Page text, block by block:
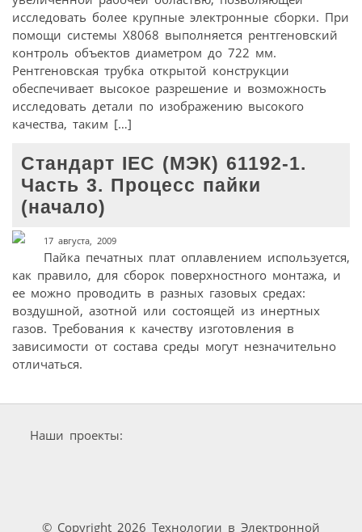
исследовать более крупные электронные сборки. При
помощи системы X8068 выполняется рентгеновский
контроль объектов диаметром до 722 мм.
Рентгеновская трубка открытой конструкции
обеспечивает высокое разрешение и возможность
исследовать детали по изображению высокого
качества, таким […]
Стандарт IEC (МЭК) 61192-1.
Часть 3. Процесс пайки
(начало)
17 августа, 2009
Пайка печатных плат оплавлением используется,
как правило, для сборок поверхностного монтажа, и
ее можно проводить в разных газовых средах:
воздушной, азотной или состоящей из инертных
газов. Требования к качеству изготовления в
зависимости от состава среды могут незначительно
отличаться.
Наши проекты:
© Copyright 2026 Технологии в Электронной